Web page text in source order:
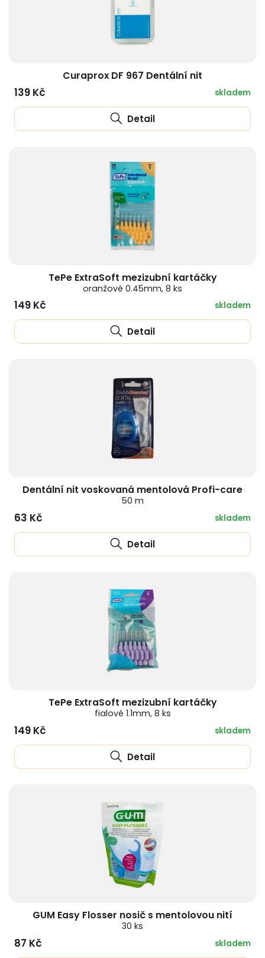
Curaprox DF 967 Dentální nit
139 Kč skladem
Detail
TePe ExtraSoft mezizubní kartáčky
oranžové 0.45mm, 8 ks
149 Kč skladem
Detail
Dentální nit voskovaná mentolová Profi-care
50 m
63 Kč skladem
Detail
TePe ExtraSoft mezizubní kartáčky
fialové 1.1mm, 8 ks
149 Kč skladem
Detail
GUM Easy Flosser nosič s mentolovou nití
30 ks
87 Kč skladem